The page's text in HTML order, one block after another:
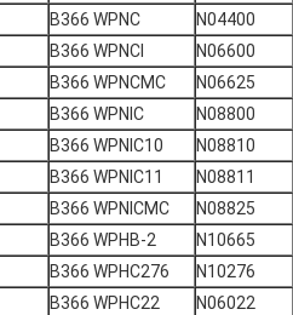
B366 WPNC N04400
B366 WPNCI N06600
B366 WPNCMC N06625
B366 WPNIC N08800
B366 WPNIC10 N08810
B366 WPNIC11 N08811
B366 WPNICMC N08825
B366 WPHB-2 N10665
B366 WPHC276 N10276
B366 WPHC22 N06022